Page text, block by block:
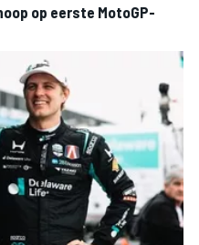
op eerste MotoGP-